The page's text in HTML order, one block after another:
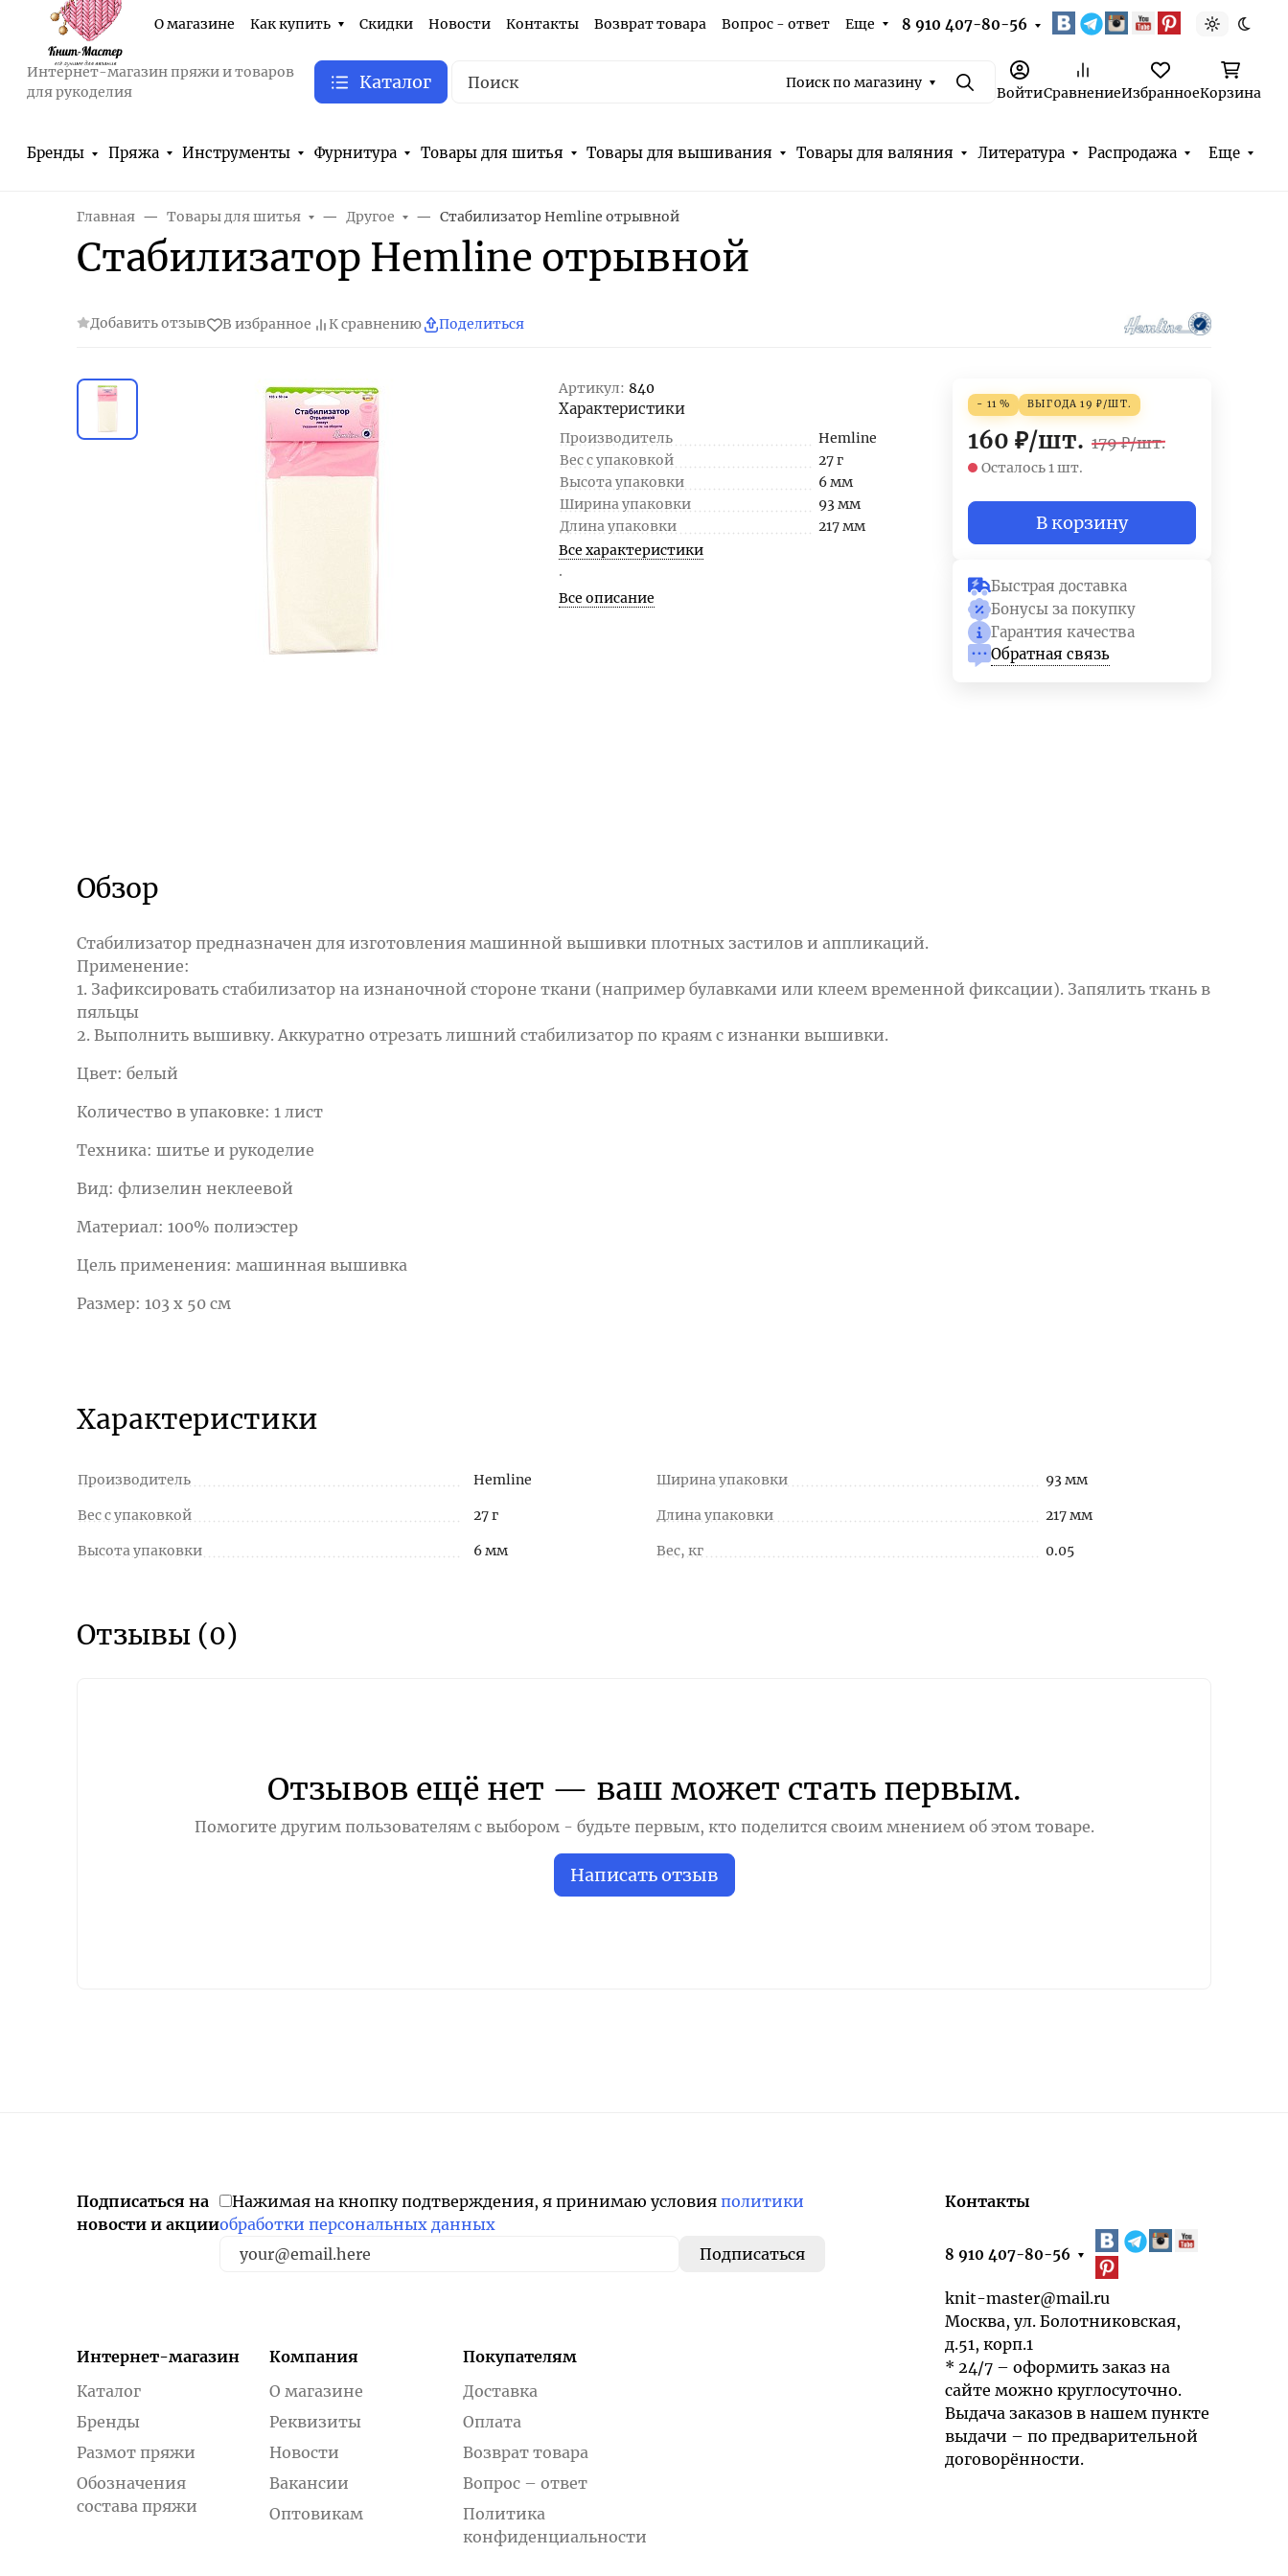
О магазине Как купить Скидки Новости Контакты Возврат товара Вопрос - ответ Еще 8 910 407-80-56 Светлая
Интернет-магазин пряжи и товаров
для рукоделия
Каталог Поиск по магазину ПоискВойтиСравнениеИзбранноеКорзина
Бренды Пряжа Инструменты Фурнитура Товары для шитья Товары для вышивания Товары для валяния Литература Распродажа Еще
Главная Товары для шитья Другое Стабилизатор Hemline отрывной
Стабилизатор Hemline отрывной
Добавить отзыв В избранное К сравнению Поделиться
Артикул: 840
Характеристики
Производитель
Hemline
Вес с упаковкой
27 г
Высота упаковки
6 мм
Ширина упаковки
93 мм
Длина упаковки
217 мм
Все характеристики
.
Все описание
- 11 % ВЫГОДА19 ₽/ШТ.
160 ₽/шт. 179 ₽/шт.
Осталось 1 шт.
В корзину
Быстрая доставка
Бонусы за покупку
Гарантия качества
Обратная связь
Обзор
Стабилизатор предназначен для изготовления машинной вышивки плотных застилов и аппликаций.
Применение:
1. Зафиксировать стабилизатор на изнаночной стороне ткани (например булавками или клеем временной фиксации). Запялить ткань в
пяльцы
2. Выполнить вышивку. Аккуратно отрезать лишний стабилизатор по краям с изнанки вышивки.
Цвет: белый
Количество в упаковке: 1 лист
Техника: шитье и рукоделие
Вид: флизелин неклеевой
Материал: 100% полиэстер
Цель применения: машинная вышивка
Размер: 103 х 50 см
Характеристики
Производитель Hemline
Вес с упаковкой 27 г
Высота упаковки 6 мм
Ширина упаковки 93 мм
Длина упаковки 217 мм
Вес, кг 0.05
Отзывы (0)
Отзывов ещё нет — ваш может стать первым.
Помогите другим пользователям с выбором - будьте первым, кто поделится своим мнением об этом товаре.
Написать отзыв
Подписаться на
новости и акции
Нажимая на кнопку подтверждения, я принимаю условия политики
обработки персональных данных
Интернет-магазин
Каталог
Бренды
Размот пряжи
Обозначения
состава пряжи
Компания
О магазине
Реквизиты
Новости
Вакансии
Оптовикам
Покупателям
Доставка
Оплата
Возврат товара
Вопрос – ответ
Политика
конфиденциальности
Контакты
8 910 407-80-56
knit-master@mail.ru
Москва, ул. Болотниковская,
д.51, корп.1
* 24/7 – оформить заказ на
сайте можно круглосуточно.
Выдача заказов в нашем пункте
выдачи – по предварительной
договорённости.